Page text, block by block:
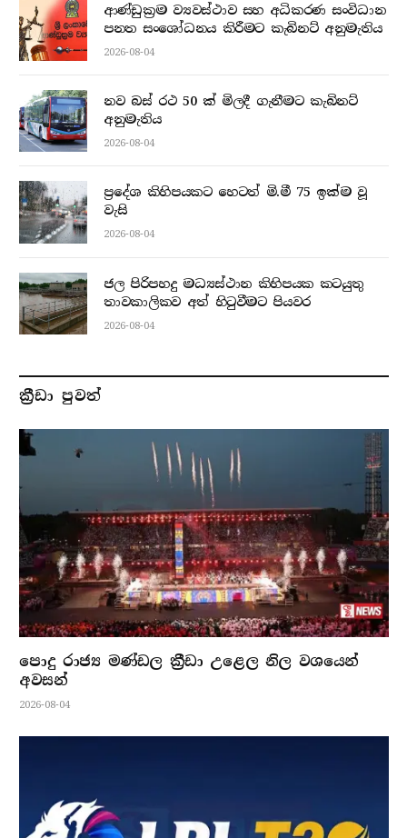
ආණ්ඩුක්‍රම ව්‍යවස්ථාව සහ අධිකරණ සංවිධාන
පනත සංශෝධනය කිරීමට කැබිනට් අනුමැතිය
2026-08-04
නව බස් රථ 50 ක් මිලදී ගැනීමට කැබිනට්
අනුමැතිය
2026-08-04
ප්‍රදේශ කිහිපයකට හෙටත් මි.මී 75 ඉක්ම වූ
වැසි
2026-08-04
ජල පිරිපහදු මධ්‍යස්ථාන කිහිපයක කටයුතු
තාවකාලිකව අත් හිටුවීමට පියවර
2026-08-04
ක්‍රීඩා පුවත්
පොදු රාජ්‍ය මණ්ඩල ක්‍රීඩා උළෙල නිල වශයෙන්
අවසන්
2026-08-04